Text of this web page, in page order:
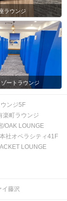
ラウンジ
ートラウンジ
ンジ5F
楽町ラウンジ
/OAK LOUNGE
社オペラシティ41F
LOUNGE
イ藤沢